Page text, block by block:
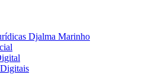
Djalma Marinho